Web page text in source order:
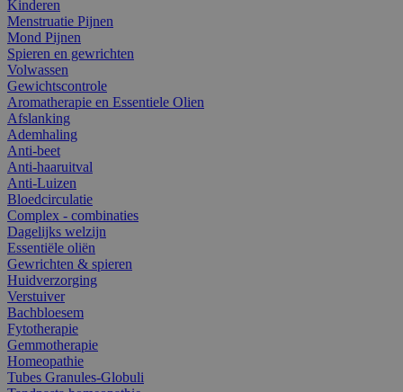
Kinderen
Menstruatie Pijnen
Mond Pijnen
Spieren en gewrichten
Volwassen
Gewichtscontrole
Aromatherapie en Essentiele Olien
Afslanking
Ademhaling
Anti-beet
Anti-haaruitval
Anti-Luizen
Bloedcirculatie
Complex - combinaties
Dagelijks welzijn
Essentiële oliën
Gewrichten & spieren
Huidverzorging
Verstuiver
Bachbloesem
Fytotherapie
Gemmotherapie
Homeopathie
Tubes Granules-Globuli